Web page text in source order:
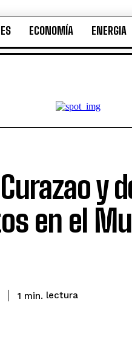
ECONOMÍA ENERGIA
ECONOMÍA ENERGIA
y
en el
1 min. lectura